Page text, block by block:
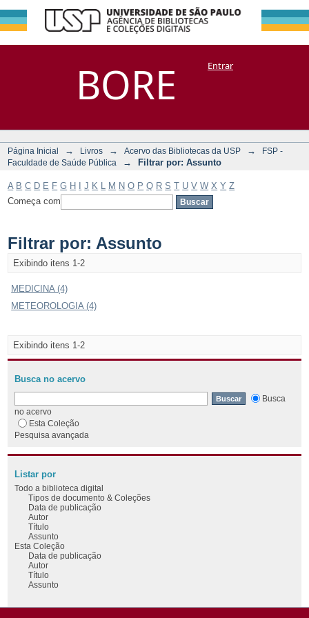
BORE
Filtrar por:
Assunto
DSpace/Manakin + CoriscoEntrar
Página Inicial → Livros → Acervo das Bibliotecas da USP →
FSP -
Faculdade de Saúde Pública
→ Filtrar por: Assunto
A B C D E F G H J K M N O P Q R S T U V W X Y Z
Começa com
Filtrar por: Assunto
Exibindo itens 1-2
MEDICINA (4)
METEOROLOGIA (4)
Exibindo itens 1-2
Busca no acervo
Busca
no acervo
Esta Coleção
Pesquisa avançada
Listar por
Todo a biblioteca digital
Tipos de documento & Coleções
Data de publicação
Autor
Título
Assunto
Esta Coleção
Data de publicação
Autor
Título
Assunto